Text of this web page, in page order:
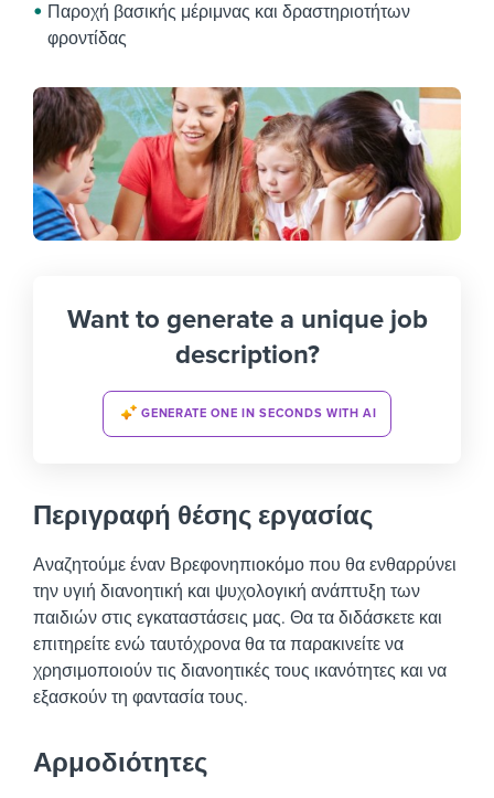
Παροχή βασικής μέριμνας και δραστηριοτήτων
φροντίδας
Want to generate a unique job
description?
GENERATE ONE IN SECONDS WITH AI
Περιγραφή θέσης εργασίας
Αναζητούμε έναν Βρεφονηπιοκόμο που θα ενθαρρύνει
την υγιή διανοητική και ψυχολογική ανάπτυξη των
παιδιών στις εγκαταστάσεις μας. Θα τα διδάσκετε και
επιτηρείτε ενώ ταυτόχρονα θα τα παρακινείτε να
χρησιμοποιούν τις διανοητικές τους ικανότητες και να
εξασκούν τη φαντασία τους.
Αρμοδιότητες